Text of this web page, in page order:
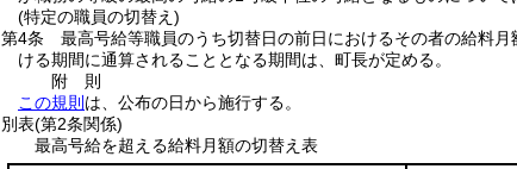
(特定の職員の切替え)
第4条
最高号給等職員のうち切替日の前日におけるその者の給料
ける期間に通算されることとなる期間は、町長が定める。
附 則
この規則 は、公布の日から施行する。
別表(第2条関係)
最高号給を超える給料月額の切替え表